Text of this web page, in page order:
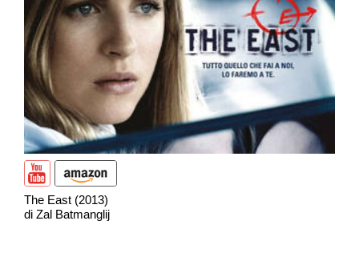
The East (2013)
di Zal Batmanglij